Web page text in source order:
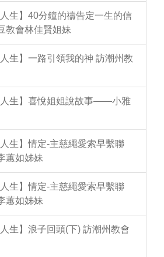
生】40分鐘的禱告定一生的信
教會林佳賢姐妹
生】一路引領我的神 訪潮州教
生】喜悅姐姐說故事——小雅
生】情定-主慈繩愛索早繫聯
蕙如姊妹
生】情定-主慈繩愛索早繫聯
蕙如姊妹
生】浪子回頭(下) 訪潮州教會